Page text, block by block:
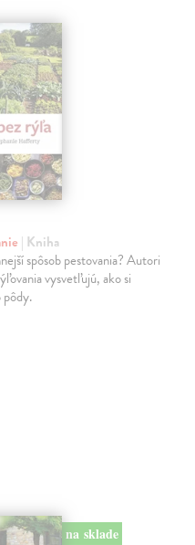
| Kniha
spôsob pestovania? Autori
vysvetľujú, ako si
na sklade